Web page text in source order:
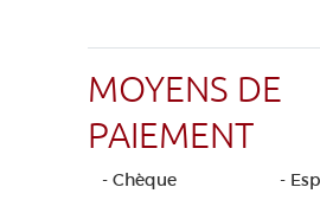
MOYENS DE
PAIEMENT
- Chèque -